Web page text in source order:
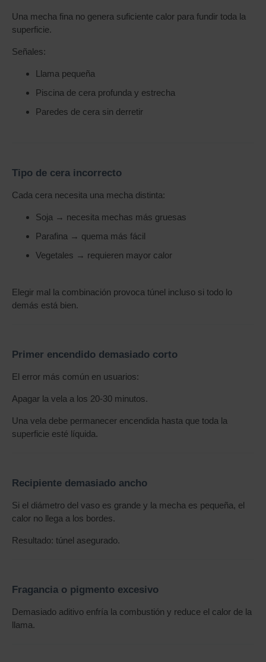
Una mecha fina no genera suficiente calor para fundir toda la
superficie.
Señales:
Llama pequeña
Piscina de cera profunda y estrecha
Paredes de cera sin derretir
Tipo de cera incorrecto
Cada cera necesita una mecha distinta:
Soja → necesita mechas más gruesas
Parafina → quema más fácil
Vegetales → requieren mayor calor
Elegir mal la combinación provoca túnel incluso si todo lo
demás está bien.
Primer encendido demasiado corto
El error más común en usuarios:
Apagar la vela a los 20-30 minutos.
Una vela debe permanecer encendida hasta que toda la
superficie esté líquida.
Recipiente demasiado ancho
Si el diámetro del vaso es grande y la mecha es pequeña, el
calor no llega a los bordes.
Resultado: túnel asegurado.
Fragancia o pigmento excesivo
Demasiado aditivo enfría la combustión y reduce el calor de la
llama.